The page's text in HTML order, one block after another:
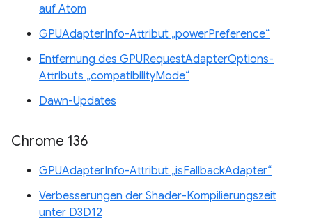
auf Atom
GPUAdapterInfo-Attribut „powerPreference“
Entfernung des GPURequestAdapterOptions-
Attributs „compatibilityMode“
Dawn-Updates
Chrome 136
GPUAdapterInfo-Attribut „isFallbackAdapter“
Verbesserungen der Shader-Kompilierungszeit
unter D3D12